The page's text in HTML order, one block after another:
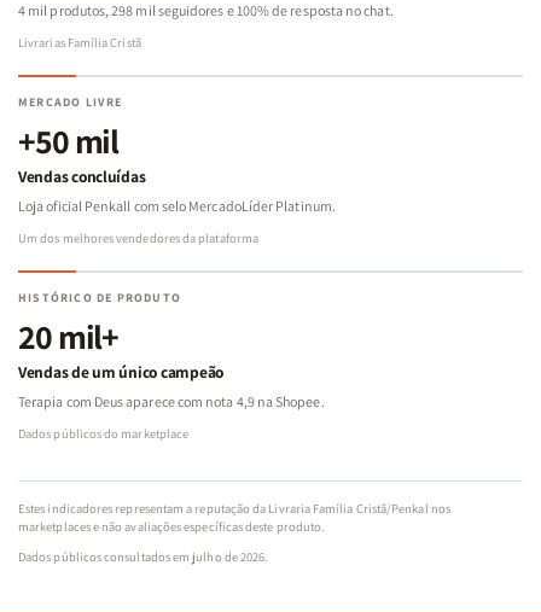
4 mil produtos, 298 mil seguidores e 100% de resposta no chat.
Livrarias Família Cristã
MERCADO LIVRE
+50 mil
Vendas concluídas
Loja oficial Penkall com selo MercadoLíder Platinum.
Um dos melhores vendedores da plataforma
HISTÓRICO DE PRODUTO
20 mil+
Vendas de um único campeão
Terapia com Deus aparece com nota 4,9 na Shopee.
Dados públicos do marketplace
Estes indicadores representam a reputação da Livraria Família Cristã/Penkal nos
marketplaces e não avaliações específicas deste produto.
Dados públicos consultados em julho de 2026.